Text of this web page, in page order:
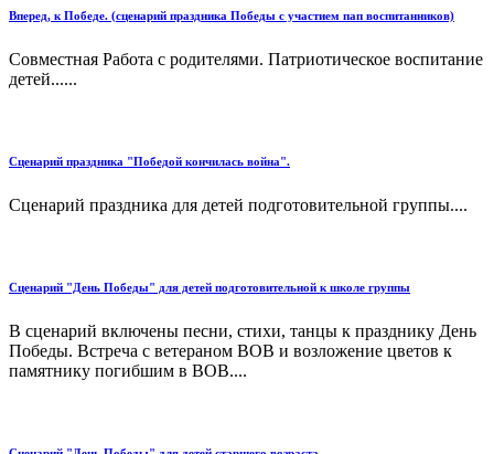
Вперед, к Победе. (сценарий праздника Победы с участием пап воспитанников)
Совместная Работа с родителями. Патриотическое воспитание
детей......
Сценарий праздника "Победой кончилась война".
Сценарий праздника для детей подготовительной группы....
Сценарий "День Победы" для детей подготовительной к школе группы
В сценарий включены песни, стихи, танцы к празднику День
Победы. Встреча с ветераном ВОВ и возложение цветов к
памятнику погибшим в ВОВ....